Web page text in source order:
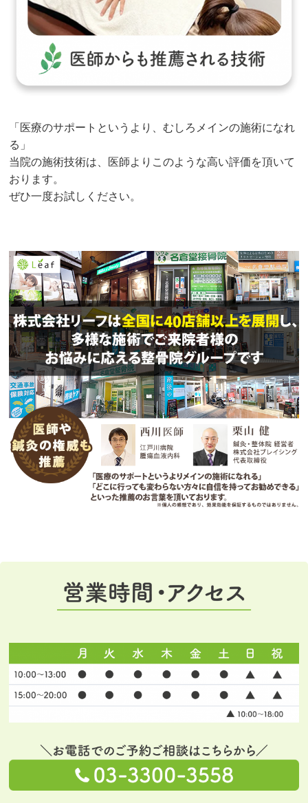
「医療のサポートというより、むしろメインの施術になれ
る」
当院の施術技術は、医師よりこのような高い評価を頂いて
おります。
ぜひ一度お試しください。